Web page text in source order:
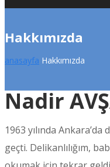
Hakkımızda
anasayfa Hakkımızda
Nadir
1963 yılında
geçti. Delikanlılığım,